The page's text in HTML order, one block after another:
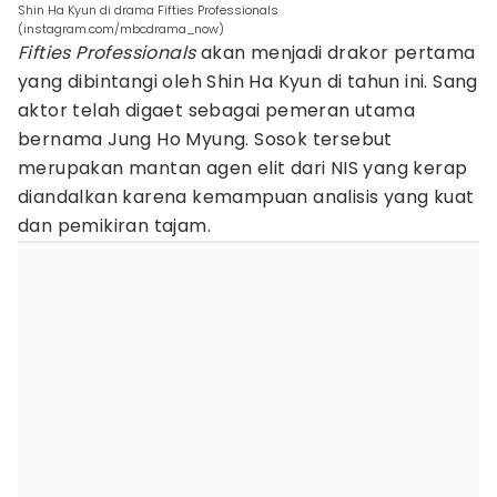
Shin Ha Kyun di drama Fifties Professionals
(instagram.com/mbcdrama_now)
Fifties Professionalsakan menjadi drakor pertama
yang dibintangi oleh Shin Ha Kyun di tahun ini. Sang
aktor telah digaet sebagai pemeran utama
bernama Jung Ho Myung. Sosok tersebut
merupakan mantan agen elit dari NIS yang kerap
diandalkan karena kemampuan analisis yang kuat
dan pemikiran tajam.